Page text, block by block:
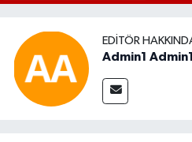
EDITÖR
Admin1 Admin1